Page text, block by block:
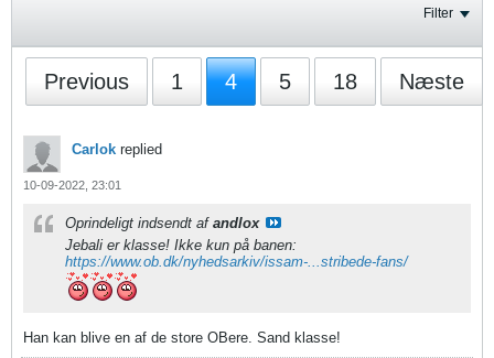
Filter
Previous 1 4 5 18 Næste
Carlok replied
10-09-2022, 23:01
Oprindeligt indsendt af andlox
Jebali er klasse! Ikke kun på banen:
https://www.ob.dk/nyhedsarkiv/issam-...stribede-fans/
Han kan blive en af de store OBere. Sand klasse!